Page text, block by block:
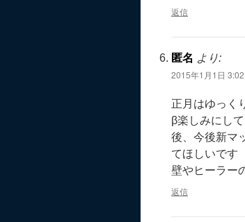
返信
匿名 より:
2015年1月1日
正月はゆっく
β楽しみにし
後、今後新マ
てほしいです
壁やヒーラー
返信